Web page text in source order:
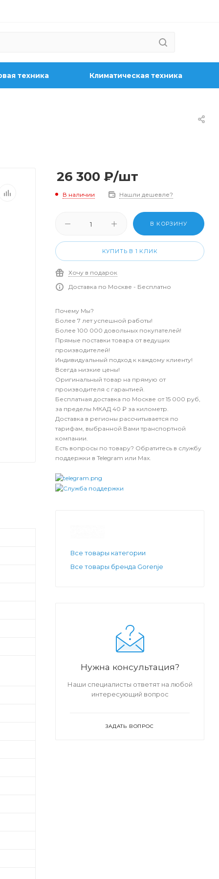
техника Климатическая техника
26 300 ₽/шт
В наличии Нашли дешевле?
В КОРЗИНУ
КУПИТЬ В 1 КЛИК
Хочу в подарок
Доставка по Москве - Бесплатно
Почему Мы?
Более 7 лет успешной работы!
Более 100 000 довольных покупателей!
Прямые поставки товара от ведущих
производителей!
Индивидуальный подход к каждому клиенту!
Всегда низкие цены!
Оригинальный товар на прямую от
производителя с гарантией.
Бесплатная доставка по Москве от 15 000 руб,
за пределы МКАД 40 ₽ за километр.
Доставка в регионы рассчитывается по
тарифам, выбранной Вами транспортной
компании.
Есть вопросы по товару? Обратитесь в службу
поддержки в Telegram или Max.
Все товары категории
Все товары бренда Gorenje
Нужна консультация?
Наши специалисты ответят на любой
интересующий вопрос
ЗАДАТЬ ВОПРОС